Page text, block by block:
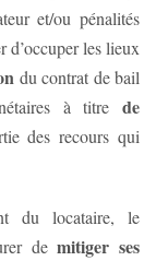
et/ou pénalités
d’occuper les lieux
du contrat de bail
à titre de
des recours qui
du locataire, le
demitiger ses